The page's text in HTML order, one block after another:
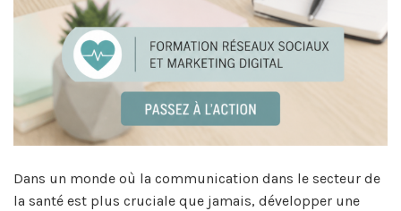
Dans un monde où la communication dans le secteur de
la santé est plus cruciale que jamais, développer une